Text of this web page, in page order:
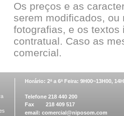
Os preços e as
serem modificados, ou
fotografias, e os
contratual. Caso as
comercial.
Horário: 2ª a 6ª Feira: 9H00~13H00,
Telefone 218 440 200
Fax 218 409 517
email: comercial@niposom.com